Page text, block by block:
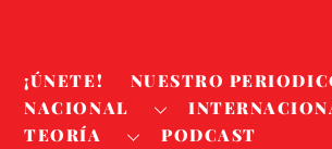
¡ÚNETE!
NUESTRO
NACIONAL
TEORÍA
PODCAST